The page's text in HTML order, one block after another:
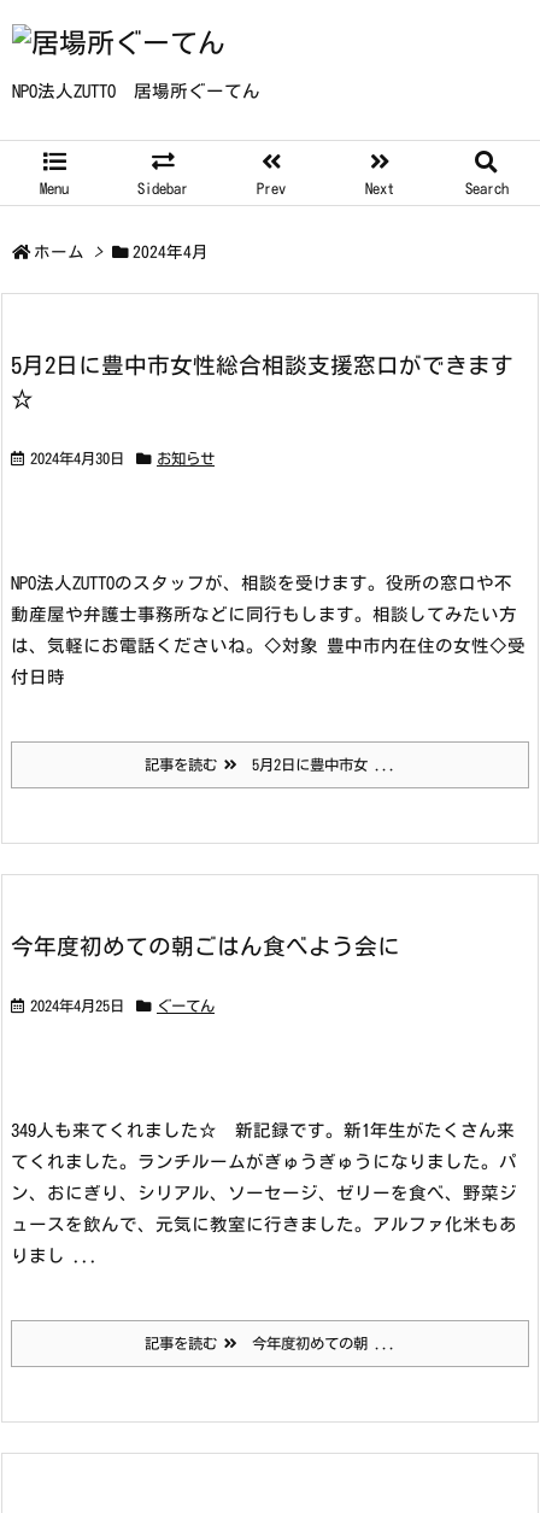
NPO法人ZUTTO 居場所ぐーてん
Menu Sidebar Prev Next Search
ホーム > 2024年4月
5月2日に豊中市女性総合相談支援窓口ができます
☆
2024年4月30日 お知らせ
NPO法人ZUTTOのスタッフが、相談を受けます。役所の窓口や不
動産屋や弁護士事務所などに同行もします。 相談してみたい方
は、気軽にお電話くださいね。 ◇対象 豊中市内在住の女性◇受
付日時
記事を読む 5月2日に豊中市女 ...
今年度初めての朝ごはん食べよう会に
2024年4月25日 ぐーてん
349人も来てくれました☆ 新記録です。新1年生がたくさん来
てくれました。ランチルームがぎゅうぎゅうになりました。パ
ン、おにぎり、シリアル、ソーセージ、ゼリーを食べ、野菜ジ
ュースを飲んで、元気に教室に行きました。アルファ化米もあ
りまし ...
記事を読む 今年度初めての朝 ...